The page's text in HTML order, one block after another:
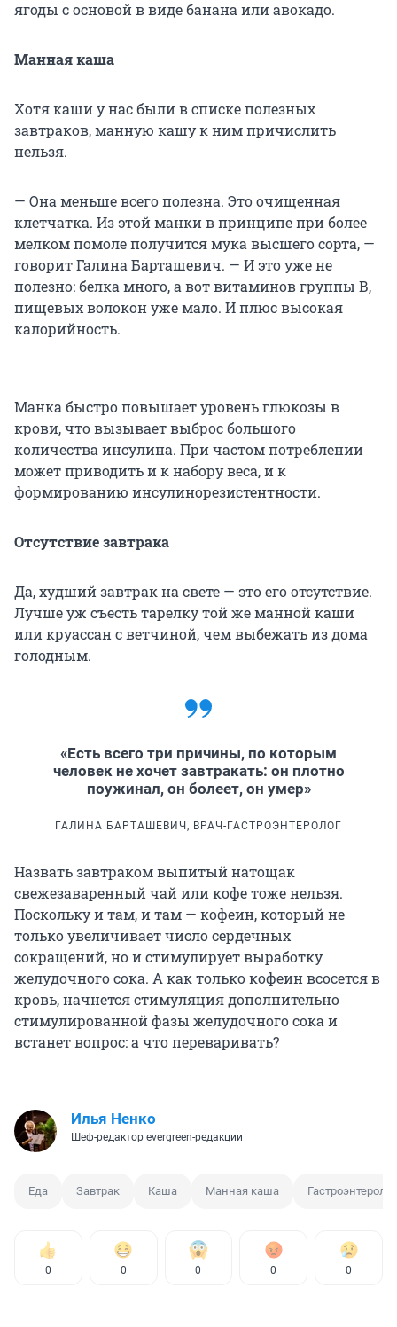
ягоды с основой в виде банана или авокадо.
Манная каша
Хотя каши у нас были в списке полезных
завтраков, манную кашу к ним причислить
нельзя.
— Она меньше всего полезна. Это очищенная
клетчатка. Из этой манки в принципе при более
мелком помоле получится мука высшего сорта, —
говорит Галина Барташевич. — И это уже не
полезно: белка много, а вот витаминов группы В,
пищевых волокон уже мало. И плюс высокая
калорийность.
Манка быстро повышает уровень глюкозы в
крови, что вызывает выброс большого
количества инсулина. При частом потреблении
может приводить и к набору веса, и к
формированию инсулинорезистентности.
Отсутствие завтрака
Да, худший завтрак на свете — это его отсутствие.
Лучше уж съесть тарелку той же манной каши
или круассан с ветчиной, чем выбежать из дома
голодным.
«Есть всего три причины, по которым
человек не хочет завтракать: он плотно
поужинал, он болеет, он умер»
ГАЛИНА БАРТАШЕВИЧ, ВРАЧ-ГАСТРОЭНТЕРОЛОГ
Назвать завтраком выпитый натощак
свежезаваренный чай или кофе тоже нельзя.
Поскольку и там, и там — кофеин, который не
только увеличивает число сердечных
сокращений, но и стимулирует выработку
желудочного сока. А как только кофеин всосется в
кровь, начнется стимуляция дополнительно
стимулированной фазы желудочного сока и
встанет вопрос: а что переваривать?
Илья Ненко
Шеф-редактор evergreen-редакции
Еда Завтрак Каша Манная каша Гастроэнтеролог
0 0 0 0 0